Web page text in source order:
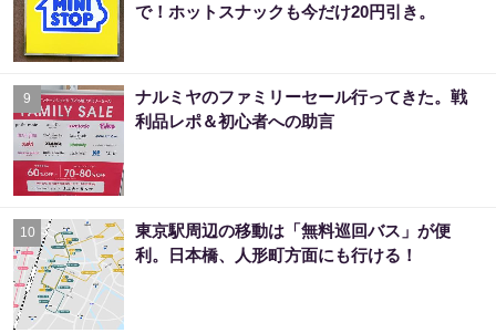
で！ホットスナックも今だけ20円引き。
9
ナルミヤのファミリーセール行ってきた。戦
利品レポ＆初心者への助言
10
東京駅周辺の移動は「無料巡回バス」が便
利。日本橋、人形町方面にも行ける！